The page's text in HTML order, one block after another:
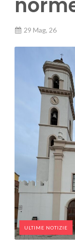
29 Mag, 26
ULTIME NOTIZIE